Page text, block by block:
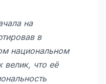
на
в
национальном
велик, что её